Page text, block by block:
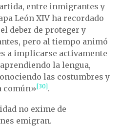
entre inmigrantes y
León XIV ha recordado
deber de proteger y
pero al tiempo animó
a implicarse activamente
la lengua,
las costumbres y
común»[30].
no exime de
emigran.